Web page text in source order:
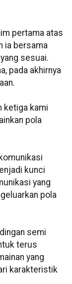
pertama atas
ia bersama
sesuai.
pada akhirnya
ketiga kami
pola
kunci
yang
pola
semi
terus
yang
karakteristik